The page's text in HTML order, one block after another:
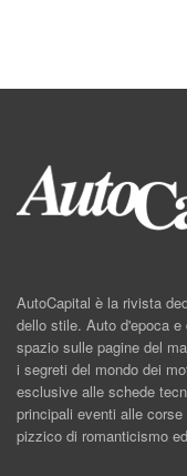
AutoCapital è la rivista
dello stile. Auto d'epoca
spazio sulle pagine del
i segreti del mondo dei
esclusive alle schede
principali eventi alle
pizzico di romanticismo